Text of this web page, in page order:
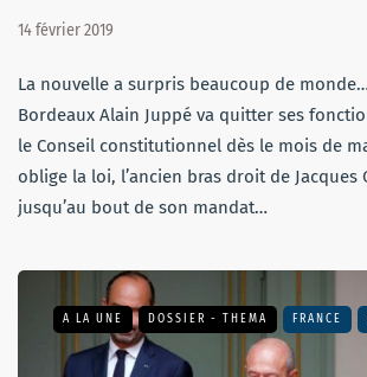
14 février 2019
La nouvelle a surpris beaucoup de
Bordeaux Alain Juppé va quitter ses
le Conseil constitutionnel dès le mois de
oblige la loi, l’ancien bras droit de Jacques
jusqu’au bout de son mandat…
A LA UNE DOSSIER - THEMA FRANCE